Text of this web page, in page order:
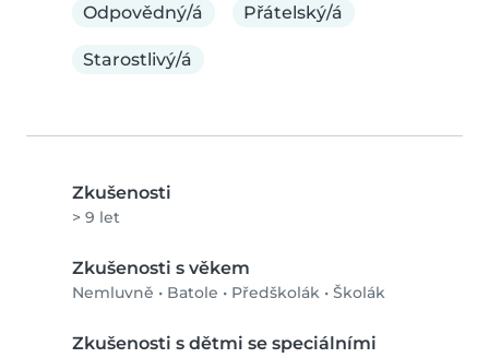
Odpovědný/á
Přátelský/á
Starostlivý/á
Zkušenosti
> 9 let
Zkušenosti s věkem
Nemluvně • Batole • Předškolák • Školák
Zkušenosti s dětmi se speciálními